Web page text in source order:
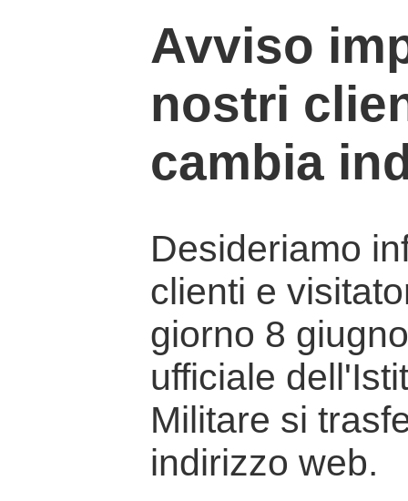
Avviso
nostri
cambia
Desideriamo
clienti e
giorno 8
ufficiale
Militare si
indirizzo web.